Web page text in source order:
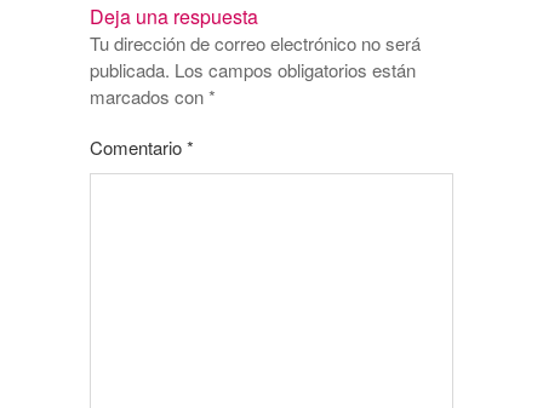
Deja una respuesta
Tu dirección de correo electrónico no será
publicada. Los campos obligatorios están
marcados con*
Comentario*